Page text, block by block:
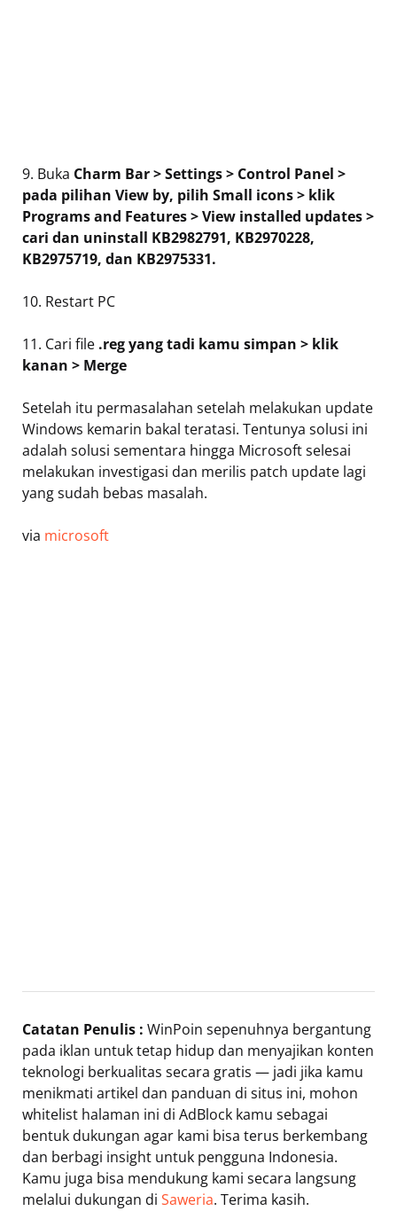
9. Buka Charm Bar > Settings > Control Panel >
pada pilihan View by, pilih Small icons > klik
Programs and Features > View installed updates >
cari dan uninstall KB2982791, KB2970228,
KB2975719, dan KB2975331.
10. Restart PC
11. Cari file .reg yang tadi kamu simpan > klik
kanan > Merge
Setelah itu permasalahan setelah melakukan update
Windows kemarin bakal teratasi. Tentunya solusi ini
adalah solusi sementara hingga Microsoft selesai
melakukan investigasi dan merilis patch update lagi
yang sudah bebas masalah.
via microsoft
Catatan Penulis : WinPoin sepenuhnya bergantung
pada iklan untuk tetap hidup dan menyajikan konten
teknologi berkualitas secara gratis — jadi jika kamu
menikmati artikel dan panduan di situs ini, mohon
whitelist halaman ini di AdBlock kamu sebagai
bentuk dukungan agar kami bisa terus berkembang
dan berbagi insight untuk pengguna Indonesia.
Kamu juga bisa mendukung kami secara langsung
melalui dukungan di Saweria. Terima kasih.